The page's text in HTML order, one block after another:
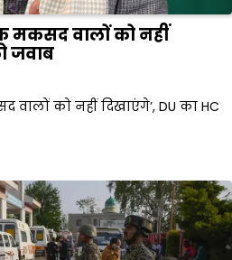
मकसद वालों को नहीं
जवाब
वालों को नहीं दिखाएंगे’, DU का HC